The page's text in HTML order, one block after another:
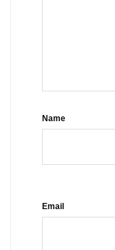
Name
Email